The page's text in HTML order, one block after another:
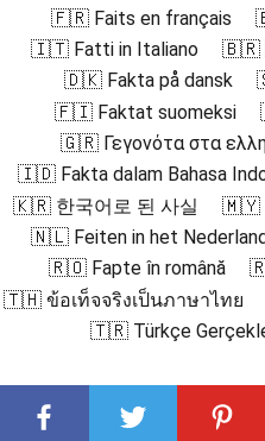
🇫🇷 Faits en français
🇮🇹 Fatti in Italiano
🇧🇷
🇩🇰 Fakta på dansk
🇫🇮 Faktat suomeksi
🇬🇷 Γεγονότα στα
🇮🇩 Fakta dalam Bahasa
🇰🇷 한국어로 된 사실
🇲🇾
🇳🇱 Feiten in het
🇷🇴 Fapte în română
🇹🇭 ข้อเท็จจริงเป็นภาษาไทย
🇹🇷 Türkçe